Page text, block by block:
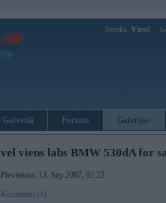
Sveiks, Viesi!
Galvenā Forums Galerijas
vel viens labs BMW 530dA for
Pievienota: 13. Sep 2007, 02:23
Komentāri (4)